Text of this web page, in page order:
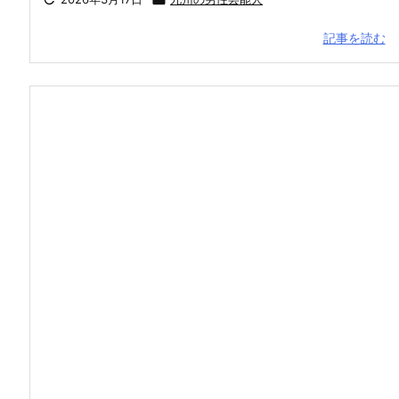
記事を読む